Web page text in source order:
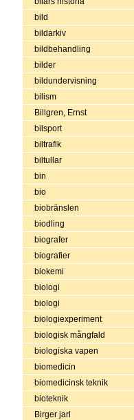
bild
bildarkiv
bildbehandling
bilder
bildundervisning
bilism
Billgren, Ernst
bilsport
biltrafik
biltullar
bin
bio
biobränslen
biodling
biografer
biografier
biokemi
biologi
biologi
biologiexperiment
biologisk mångfald
biologiska vapen
biomedicin
biomedicinsk teknik
bioteknik
Birger jarl